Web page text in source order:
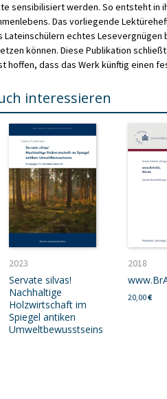
sensibilisiert werden. So entsteht in
Das vorliegende
echtes
können. Diese Publikation
hoffen, dass das Werk künftig einen
interessieren
2023
Servate silvas!
Nachhaltige
Holzwirtschaft im
Spiegel antiken
Umweltbewusstseins
2018
20,00€